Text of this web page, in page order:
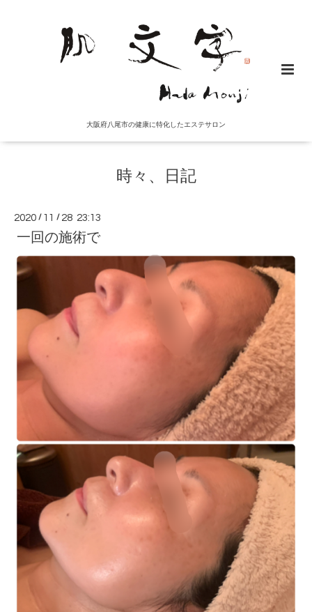
大阪府八尾市の健康に特化したエステサロン
時々、日記
2020 / 11 / 28 23:13
一回の施術で